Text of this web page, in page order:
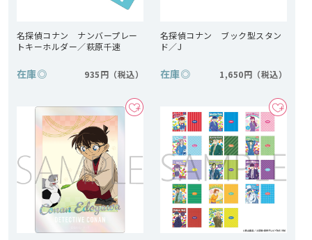
名探偵コナン ナンバープレー
トキーホルダー／萩原千速
在庫◎ 935円
名探偵コナン ブック型スタン
ド／J
在庫◎ 1,650円